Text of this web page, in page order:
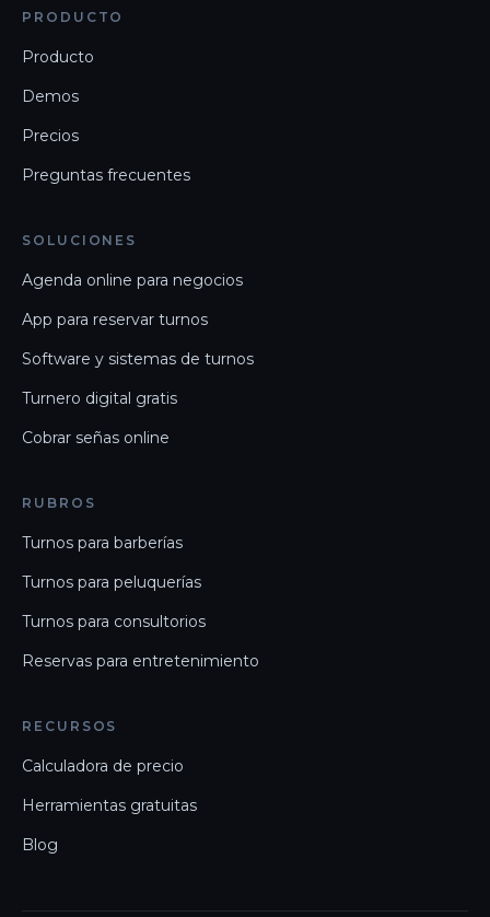
PRODUCTO
Producto
Demos
Precios
Preguntas frecuentes
SOLUCIONES
Agenda online para negocios
App para reservar turnos
Software y sistemas de turnos
Turnero digital gratis
Cobrar señas online
RUBROS
Turnos para barberías
Turnos para peluquerías
Turnos para consultorios
Reservas para entretenimiento
RECURSOS
Calculadora de precio
Herramientas gratuitas
Blog